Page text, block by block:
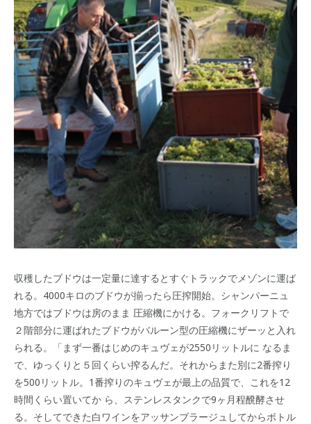
収穫したブドウは一定量に達するとすぐトラックでメゾンに運ば
れる。4000キロのブドウが揃ったら圧搾開始。シャンパーニュ
地方ではブドウは房のまま 圧縮機にかける。フォークリフトで
２階部分に運ばれたブドウがバルーン型の圧縮機にザーッと入れ
られる。「まず一番はじめのキュヴェが2550リットルに なるま
で、ゆっくりと５回くらい搾るんだ。それからまた別に2番搾り
を500リットル。1番搾りのキュヴェが最上の品質で、これを12
時間くらい置いてか ら、ステンレスタンクで9ヶ月程醗酵させ
る。そしてできた白ワインをアッサンブラージュしてからボトル